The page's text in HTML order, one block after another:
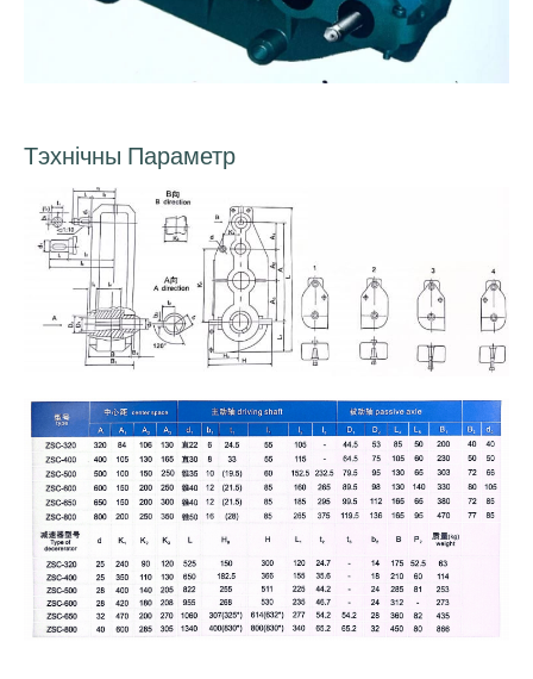
Тэхнічны Параметр